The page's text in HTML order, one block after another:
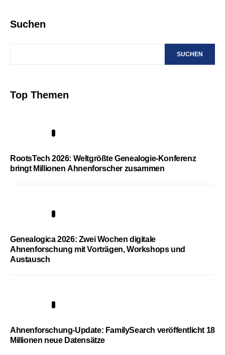
Suchen
SUCHEN
Top Themen
RootsTech 2026: Weltgrößte Genealogie-Konferenz
bringt Millionen Ahnenforscher zusammen
Genealogica 2026: Zwei Wochen digitale
Ahnenforschung mit Vorträgen, Workshops und
Austausch
Ahnenforschung-Update: FamilySearch veröffentlicht 18
Millionen neue Datensätze